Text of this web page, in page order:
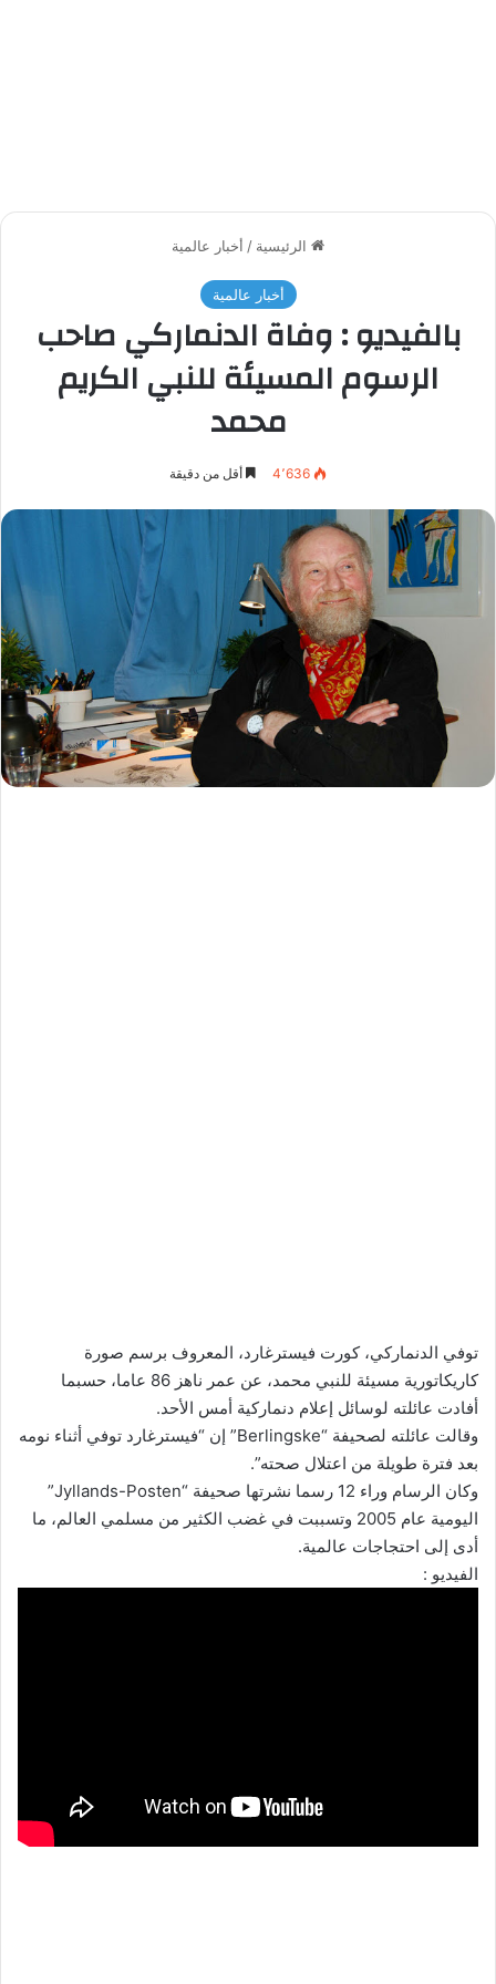
الرئيسية / أخبار عالمية
أخبار عالمية
بالفيديو : وفاة الدنماركي صاحب
الرسوم المسيئة للنبي الكريم
محمد
4٬636 أقل من دقيقة
توفي الدنماركي، كورت فيسترغارد، المعروف برسم صورة
كاريكاتورية مسيئة للنبي محمد، عن عمر ناهز 86 عاما، حسبما
أفادت عائلته لوسائل إعلام دنماركية أمس الأحد.
وقالت عائلته لصحيفة “Berlingske” إن “فيسترغارد توفي أثناء نومه
بعد فترة طويلة من اعتلال صحته”.
وكان الرسام وراء 12 رسما نشرتها صحيفة “Jyllands-Posten”
اليومية عام 2005 وتسببت في غضب الكثير من مسلمي العالم، ما
أدى إلى احتجاجات عالمية.
الفيديو :